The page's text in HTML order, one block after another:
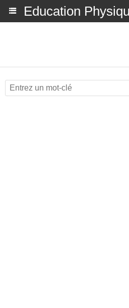
Education